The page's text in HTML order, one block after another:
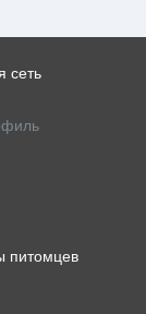
сеть
питомцев